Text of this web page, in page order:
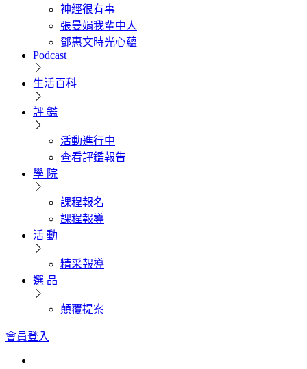
神經很有事
張曼娟我輩中人
鄧惠文時光心蘊
Podcast
生活百科
評 鑑
活動進行中
查看評鑑報告
學 院
課程報名
課程報導
活 動
精采報導
選 品
顛覆提案
會員登入